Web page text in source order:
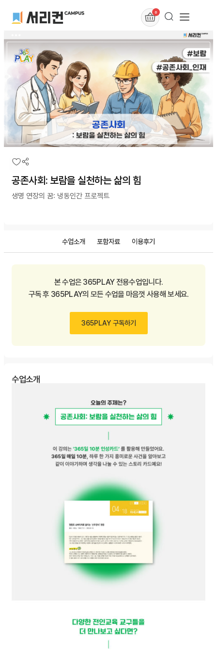
0
공존사회: 보람을 실천하는 삶의 힘
생명 연장의 꿈: 냉동인간 프로젝트
수업소개 포함자료 이용후기
본 수업은 365PLAY 전용수업입니다.
구독 후 365PLAY의 모든 수업을 마음껏 사용해 보세요.
365PLAY 구독하기
수업소개